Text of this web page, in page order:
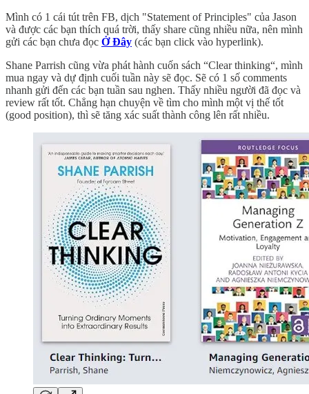
Mình có 1 cái tút trên FB, dịch "Statement of Principles" của Jason
và được các bạn thích quá trời, thấy share cũng nhiều nữa, nên mình
gửi các bạn chưa đọc Ở Đây (các bạn click vào hyperlink).
Shane Parrish cũng vừa phát hành cuốn sách “Clear thinking“, mình
mua ngay và dự định cuối tuần này sẽ đọc. Sẽ có 1 số comments
nhanh gửi đến các bạn tuần sau nghen. Thấy nhiều người đã đọc và
review rất tốt. Chẳng hạn chuyện về tìm cho mình một vị thế tốt
(good position), thì sẽ tăng xác suất thành công lên rất nhiều.